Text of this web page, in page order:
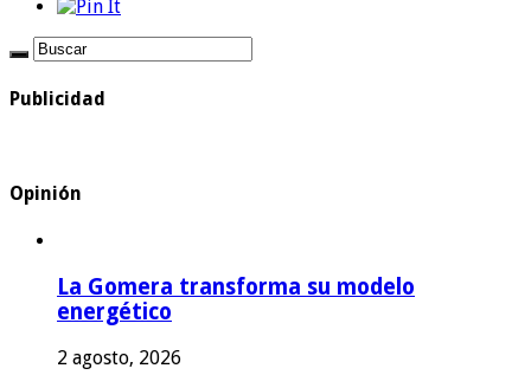
Publicidad
Opinión
La Gomera transforma su modelo
energético
2 agosto, 2026